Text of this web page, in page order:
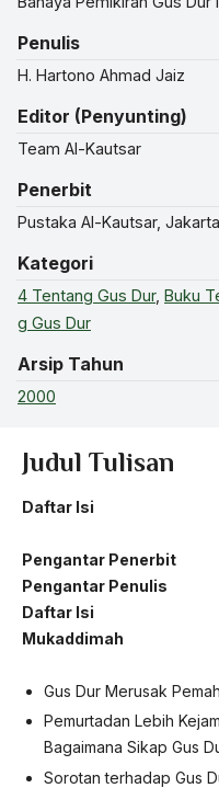
Penulis
H. Hartono Ahmad Jaiz
Editor (Penyunting)
Team Al-Kautsar
Penerbit
Pustaka Al-Kautsar,
Kategori
4 Tentang Gus Dur, Buku
g Gus Dur
Arsip Tahun
2000
Judul Tulisan
Daftar Isi
Pengantar Penerbit
Pengantar Penulis
Daftar Isi
Mukaddimah
Gus Dur Merusak
Pemurtadan Lebih
Bagaimana Sikap Gus
Sorotan terhadap Gus